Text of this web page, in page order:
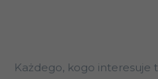
Każdego, kogo